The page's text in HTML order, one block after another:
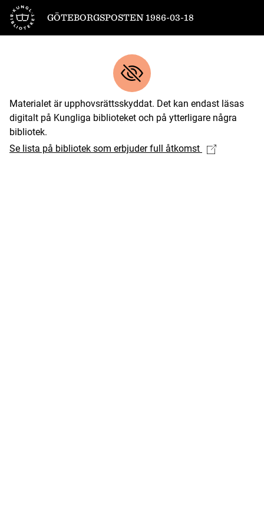
Till startsidan
GÖTEBORGSPOSTEN 1986-03-18
Materialet är upphovsrättsskyddat. Det kan endast läsas
digitalt på Kungliga biblioteket och på ytterligare några
bibliotek.
Se lista på bibliotek som erbjuder full åtkomst